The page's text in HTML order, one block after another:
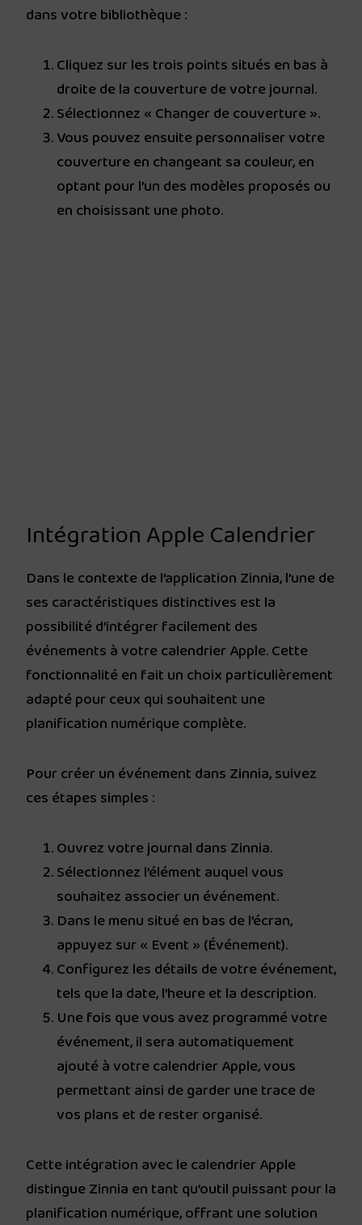
dans votre bibliothèque :
Cliquez sur les trois points situés en bas à
droite de la couverture de votre journal.
Sélectionnez « Changer de couverture ».
Vous pouvez ensuite personnaliser votre
couverture en changeant sa couleur, en
optant pour l’un des modèles proposés ou
en choisissant une photo.
Intégration Apple Calendrier
Dans le contexte de l’application Zinnia, l’une de
ses caractéristiques distinctives est la
possibilité d’intégrer facilement des
événements à votre calendrier Apple. Cette
fonctionnalité en fait un choix particulièrement
adapté pour ceux qui souhaitent une
planification numérique complète.
Pour créer un événement dans Zinnia, suivez
ces étapes simples :
Ouvrez votre journal dans Zinnia.
Sélectionnez l’élément auquel vous
souhaitez associer un événement.
Dans le menu situé en bas de l’écran,
appuyez sur « Event » (Événement).
Configurez les détails de votre événement,
tels que la date, l’heure et la description.
Une fois que vous avez programmé votre
événement, il sera automatiquement
ajouté à votre calendrier Apple, vous
permettant ainsi de garder une trace de
vos plans et de rester organisé.
Cette intégration avec le calendrier Apple
distingue Zinnia en tant qu’outil puissant pour la
planification numérique, offrant une solution